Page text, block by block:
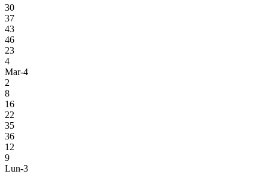
30
37
43
46
23
4
Mar-4
2
8
16
22
35
36
12
9
Lun-3